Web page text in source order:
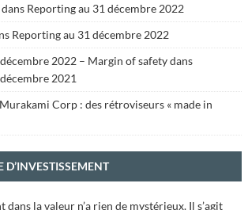
dans Reporting au 31 décembre 2022
Reporting au 31 décembre 2022
2022 – Margin of safetydans
2021
Murakami Corp : des rétroviseurs « made in
D’INVESTISSEMENT
dans la valeur n’a rien de mystérieux. Il s’agit